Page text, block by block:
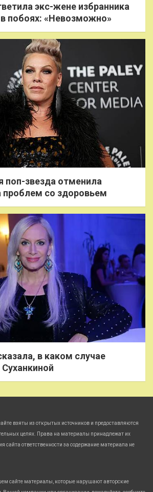
экс-жене избранника
побоях: «Невозможно»
поп-звезда отменила
проблем со здоровьем
в каком случае
взяты из открытых источников и предоставляются
целях. Права на материалы принадлежат их
сайта ответственности за содержание материала не
сайте материалы, которые нарушают авторские